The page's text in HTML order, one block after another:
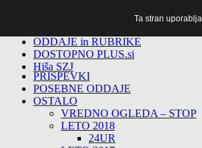
ODDAJE in RUBRIKE
DOSTOPNO PLUS.si
Hiša SZJ
PRISPEVKI
POSEBNE ODDAJE
OSTALO
VREDNO OGLEDA – STOP
LETO 2018
24UR
Ta stran